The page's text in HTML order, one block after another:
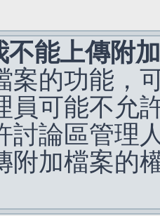
不能上傳附
案的功能，
員可能不允
討論區管理
附加檔案的